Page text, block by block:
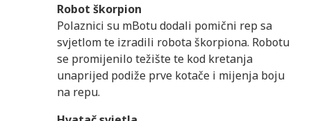
Robot škorpion
Polaznici su mBotu dodali pomični rep sa
svjetlom te izradili robota škorpiona. Robotu
se promijenilo težište te kod kretanja
unaprijed podiže prve kotače i mijenja boju
na repu.